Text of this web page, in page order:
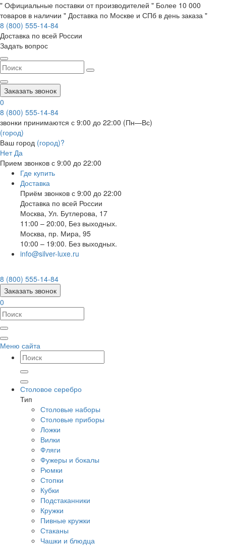
" Официальные поставки от производителей " Более 10 000
товаров в наличии " Доставка по Москве и СПб в день заказа "
8 (800) 555-14-84
Доставка по всей России
Задать вопрос
Заказать звонок
0
8 (800) 555-14-84
звонки принимаются с 9:00 до 22:00 (Пн—Вс)
(город)
Ваш город (город)?
Нет Да
Прием звонков с 9:00 до 22:00
Где купить
Доставка
Приём звонков с 9:00 до 22:00
Доставка по всей России
Москва, Ул. Бутлерова, 17
11:00 – 20:00, Без выходных.
Москва, пр. Мира, 95
10:00 – 19:00. Без выходных.
info@silver-luxe.ru
8 (800) 555-14-84
Заказать звонок
0
Меню сайта
Столовое серебро
Тип
Столовые наборы
Столовые приборы
Ложки
Вилки
Фляги
Фужеры и бокалы
Рюмки
Стопки
Кубки
Подстаканники
Кружки
Пивные кружки
Стаканы
Чашки и блюдца